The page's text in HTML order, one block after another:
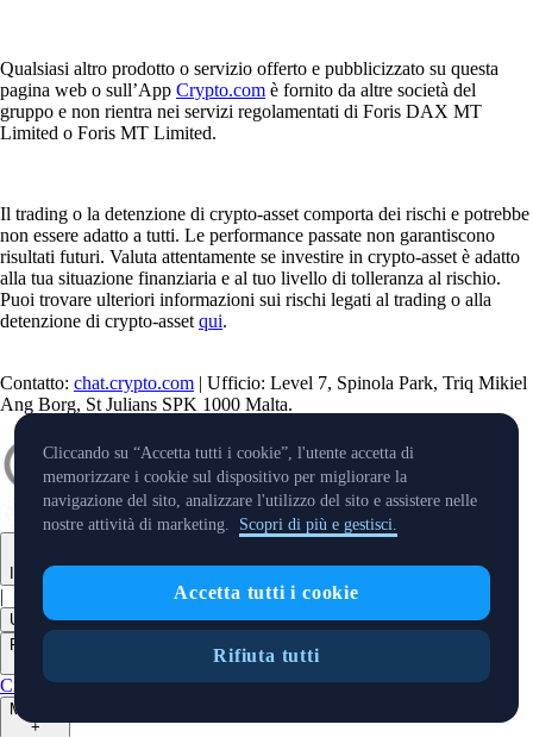
Qualsiasi altro prodotto o servizio offerto e pubblicizzato su questa
pagina web o sull’App Crypto.com è fornito da altre società del
gruppo e non rientra nei servizi regolamentati di Foris DAX MT
Limited o Foris MT Limited.
Il trading o la detenzione di crypto-asset comporta dei rischi e potrebbe
non essere adatto a tutti. Le performance passate non garantiscono
risultati futuri. Valuta attentamente se investire in crypto-asset è adatto
alla tua situazione finanziaria e al tuo livello di tolleranza al rischio.
Puoi trovare ulteriori informazioni sui rischi legati al trading o alla
detenzione di crypto-asset qui.
Contatto: chat.crypto.com | Ufficio: Level 7, Spinola Park, Triq Mikiel
Ang Borg, St Julians SPK 1000 Malta.
Italiano
|
USD
Prodotti
Crypto.com AppOnchainLevel Up
Mercati
+
Cliccando su “Accetta tutti i cookie”, l'utente accetta di
memorizzare i cookie sul dispositivo per migliorare la
navigazione del sito, analizzare l'utilizzo del sito e assistere nelle
nostre attività di marketing.
Scopri di più e gestisci.
Accetta tutti i cookie
Rifiuta tutti